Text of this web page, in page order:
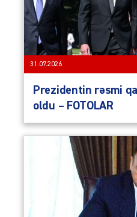
31.07.2026
Prezidentin rəsmi
oldu – FOTOLAR